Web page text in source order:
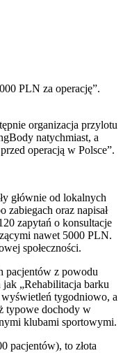
PLN za operację”.
organizacja przylotu
natychmiast, a
operacją w Polsce”.
głównie od lokalnych
oraz napisał
zapytań o konsultacje
nawet 5000 PLN.
społeczności.
pacjentów z powodu
„Rehabilitacja barku
wyświetleń tygodniowo, a
typowe dochody w
klubami sportowymi.
pacjentów), to złota